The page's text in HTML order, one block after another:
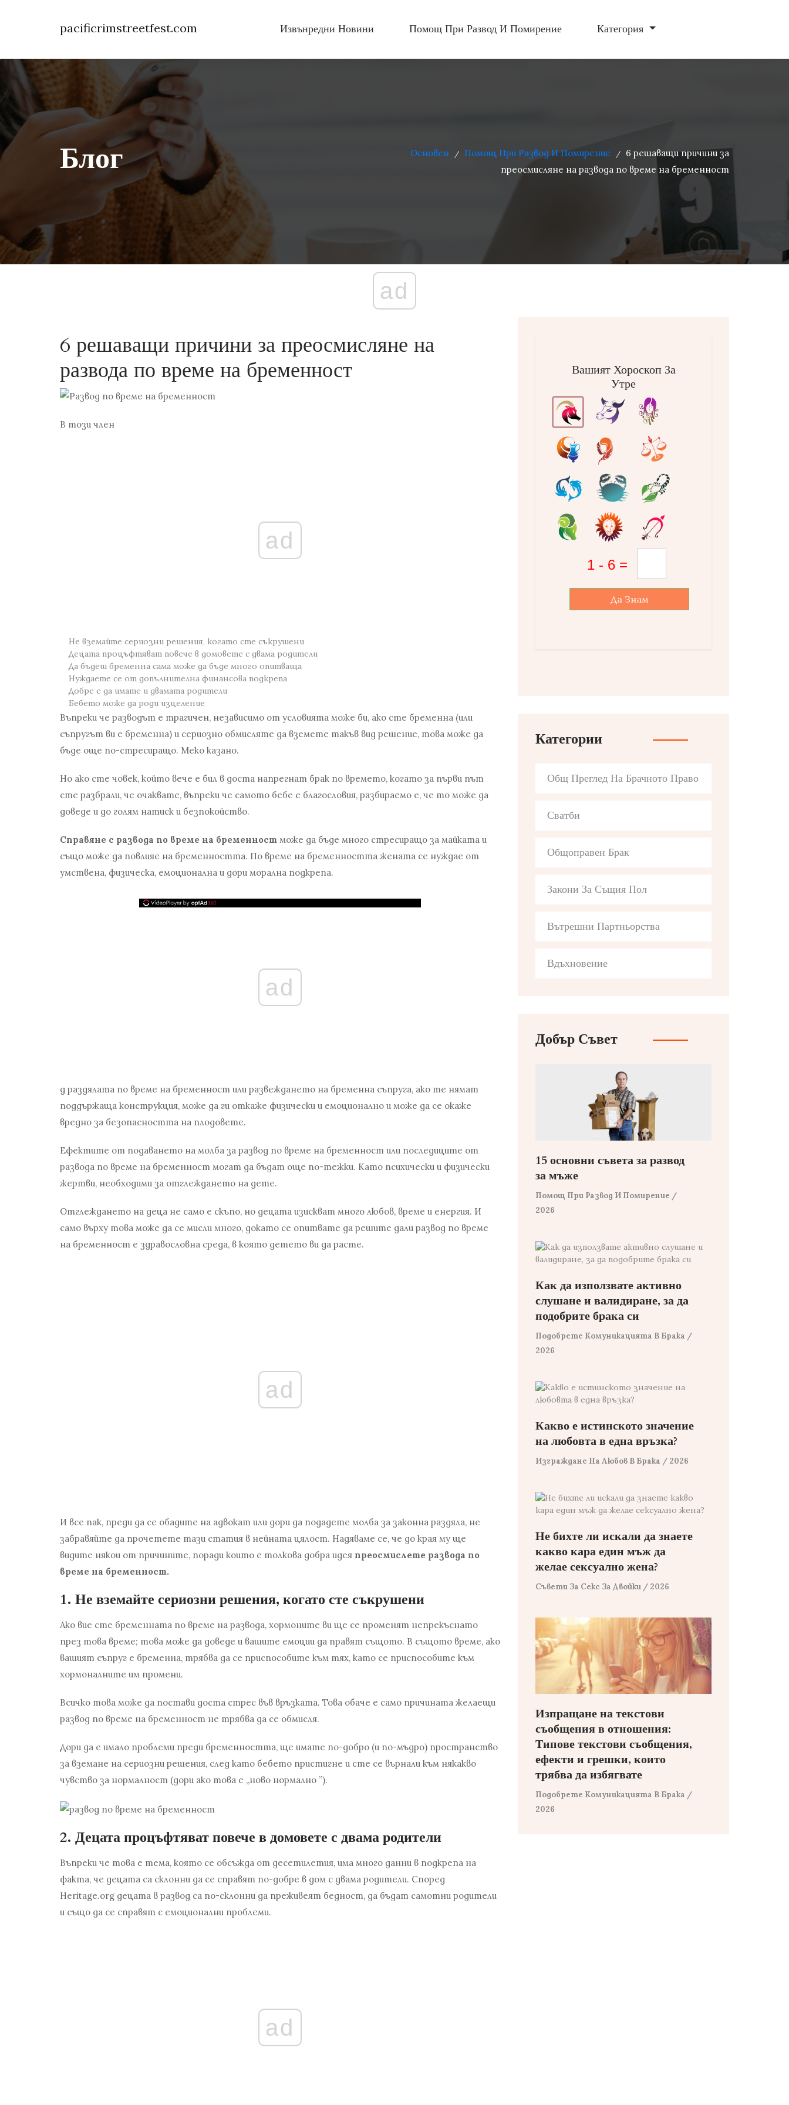
pacificrimstreetfest.com Извънредни Новини Помощ При Развод И Помирение Категория
Блог Основен / Помощ При Развод И Помирение /
6 решаващи причини за
преосмисляне на развода по време на бременност
ad
6 решаващи причини за преосмисляне на
развода по време на бременност
В този член
ad
Не вземайте сериозни решения, когато сте съкрушени
Децата процъфтяват повече в домовете с двама родители
Да бъдеш бременна сама може да бъде много опитваща
Нуждаете се от допълнителна финансова подкрепа
Добре е да имате и двамата родители
Бебето може да роди изцеление
Въпреки че разводът е трагичен, независимо от условията може би, ако сте бременна (или
съпругът ви е бременна) и сериозно обмисляте да вземете такъв вид решение, това може да
бъде още по-стресиращо. Меко казано.
Но ако сте човек, който вече е бил в доста напрегнат брак по времето, когато за първи път
сте разбрали, че очаквате, въпреки че самото бебе е благословия, разбираемо е, че то може да
доведе и до голям натиск и безпокойство.
Справяне с развода по време на бременност може да бъде много стресиращо за майката и
също може да повлияе на бременността. По време на бременността жената се нуждае от
умствена, физическа, емоционална и дори морална подкрепа.
ad
д раздялата по време на бременност или развеждането на бременна съпруга, ако те нямат
поддържаща конструкция, може да ги откаже физически и емоционално и може да се окаже
вредно за безопасността на плодовете.
Ефектите от подаването на молба за развод по време на бременност или последиците от
развода по време на бременност могат да бъдат още по-тежки. Като психически и физически
жертви, необходими за отглеждането на дете.
Отглеждането на деца не само е скъпо, но децата изискват много любов, време и енергия. И
само върху това може да се мисли много, докато се опитвате да решите дали развод по време
на бременност е здравословна среда, в която детето ви да расте.
ad
И все пак, преди да се обадите на адвокат или дори да подадете молба за законна раздяла, не
забравяйте да прочетете тази статия в нейната цялост. Надяваме се, че до края му ще
видите някои от причините, поради които е толкова добра идея преосмислете развода по
време на бременност.
1. Не вземайте сериозни решения, когато сте съкрушени
Ако вие сте бременната по време на развода, хормоните ви ще се променят непрекъснато
през това време; това може да доведе и вашите емоции да правят същото. В същото време, ако
вашият съпруг е бременна, трябва да се приспособите към тях, като се приспособите към
хормоналните им промени.
Всичко това може да постави доста стрес във връзката. Това обаче е само причината желаещи
развод по време на бременност не трябва да се обмисля.
Дори да е имало проблеми преди бременността, ще имате по-добро (и по-мъдро) пространство
за вземане на сериозни решения, след като бебето пристигне и сте се върнали към някакво
чувство за нормалност (дори ако това е „ново нормално ”).
2. Децата процъфтяват повече в домовете с двама родители
Въпреки че това е тема, която се обсъжда от десетилетия, има много данни в подкрепа на
факта, че децата са склонни да се справят по-добре в дом с двама родители. Според
Heritage.org децата в развод са по-склонни да преживеят бедност, да бъдат самотни родители
и също да се справят с емоционални проблеми.
ad
Вашият Хороскоп За
Утре
Да Знам
Категории
Общ Преглед На Брачното Право
Сватби
Общоправен Брак
Закони За Същия Пол
Вътрешни Партньорства
Вдъхновение
Добър Съвет
15 основни съвета за развод
за мъже
Помощ При Развод И Помирение /
2026
Как да използвате активно
слушане и валидиране, за да
подобрите брака си
Подобрете Комуникацията В Брака /
2026
Какво е истинското значение
на любовта в една връзка?
Изграждане На Любов В Брака / 2026
Не бихте ли искали да знаете
какво кара един мъж да
желае сексуално жена?
Съвети За Секс За Двойки / 2026
Изпращане на текстови
съобщения в отношения:
Типове текстови съобщения,
ефекти и грешки, които
трябва да избягвате
Подобрете Комуникацията В Брака /
2026